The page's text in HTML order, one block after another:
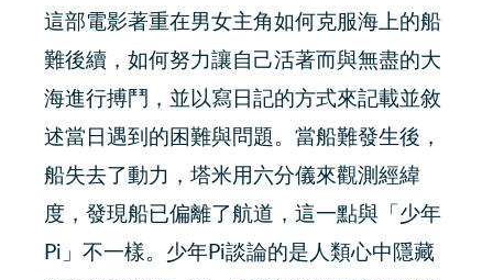
這部電影著重在男女主角如何克服海上的船
難後續，如何努力讓自己活著而與無盡的大
海進行搏鬥，並以寫日記的方式來記載並敘
述當日遇到的困難與問題。當船難發生後，
船失去了動力，塔米用六分儀來觀測經緯
度，發現船已偏離了航道，這一點與「少年
Pi」不一樣。少年Pi談論的是人類心中隱藏